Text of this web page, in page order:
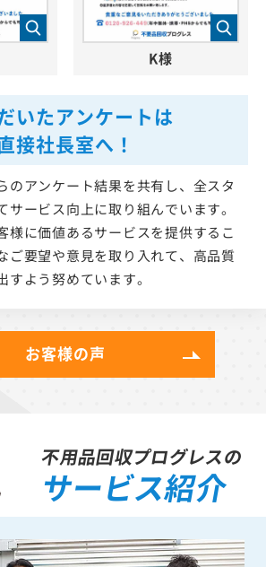
いたアンケートは
接社長室へ！
のアンケート結果を共有し、全スタ
サービス向上に取り組んでいます。
様に価値あるサービスを提供するこ
ご要望や意見を取り入れて、高品質
すよう努めています。
K様
お客様の声
不用品回収プログレスの
サービス紹介